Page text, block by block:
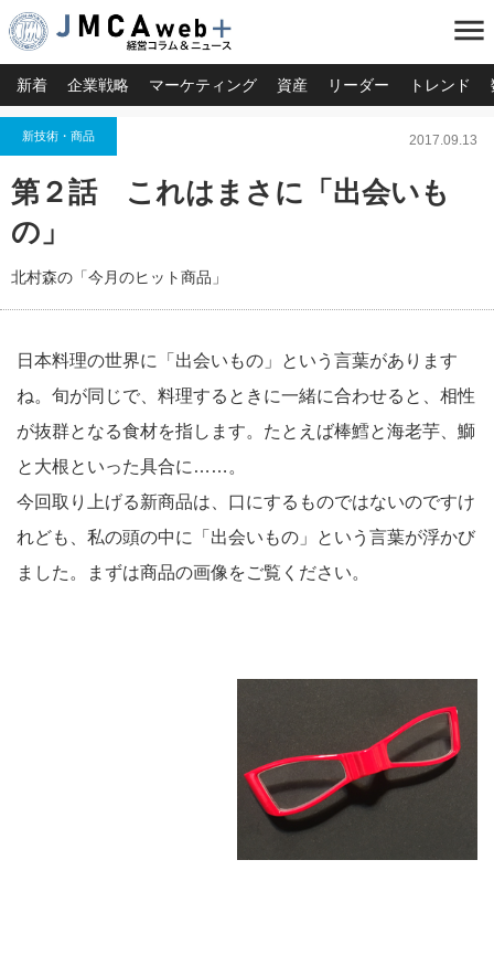
menu
新着 企業戦略 マーケティング 資産 リーダー トレンド
新技術・商品 2017.09.13
第２話 これはまさに「出会いも
の」
北村森の「今月のヒット商品」
日本料理の世界に「出会いもの」という言葉があります
ね。旬が同じで、料理するときに一緒に合わせると、相性
が抜群となる食材を指します。たとえば棒鱈と海老芋、鰤
と大根といった具合に……。
今回取り上げる新商品は、口にするものではないのですけ
れども、私の頭の中に「出会いもの」という言葉が浮かび
ました。まずは商品の画像をご覧ください。